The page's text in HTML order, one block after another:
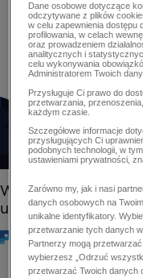
Dane osobowe dotyczące
odczytywane z plików
w celu zapewnienia dostępu
profilowania, w celach
oraz prowadzeniem
analitycznych i
celu wykonywania
Administratorem Twoich
Przysługuje Ci prawo do
przetwarzania,
każdym czasie.
Szczegółowe informacje
przysługujących Ci
podobnych technologii, w
ustawieniami prywatności,
Zarówno my, jak i nasi
danych osobowych na
unikalne identyfikatory.
przetwarzanie tych danych
Partnerzy mogą
wybierzesz „Odrzuć
przetwarzać Twoich danych